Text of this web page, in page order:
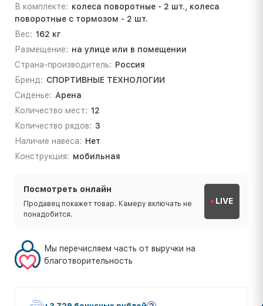
В комплекте: колеса поворотные - 2 шт., колеса
поворотные с тормозом - 2 шт.
Вес: 162 кг
Размещение: на улице или в помещении
Страна-производитель: Россия
Бренд: СПОРТИВНЫЕ ТЕХНОЛОГИИ
Сиденье: Арена
Количество мест: 12
Количество рядов: 3
Наличие навеса: Нет
Конструкция: мобильная
Посмотреть онлайн
Продавец покажет товар. Камеру включать не
понадобится.
LIVE
Мы перечисляем часть от выручки на
благотворительность